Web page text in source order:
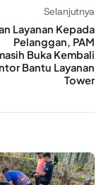
Selanjutnya
Layanan Kepada
Pelanggan, PAM
Buka Kembali
Bantu Layanan
Tower